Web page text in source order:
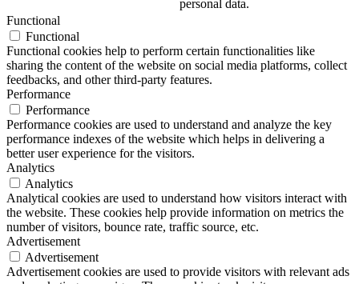
personal data.
Functional
Functional
Functional cookies help to perform certain functionalities like
sharing the content of the website on social media platforms, collect
feedbacks, and other third-party features.
Performance
Performance
Performance cookies are used to understand and analyze the key
performance indexes of the website which helps in delivering a
better user experience for the visitors.
Analytics
Analytics
Analytical cookies are used to understand how visitors interact with
the website. These cookies help provide information on metrics the
number of visitors, bounce rate, traffic source, etc.
Advertisement
Advertisement
Advertisement cookies are used to provide visitors with relevant ads